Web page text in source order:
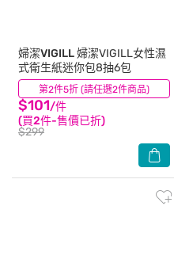
第2件5折 (請任選2件商品)
婦潔VIGILL婦潔VIGILL女性濕
式衛生紙迷你包8抽6包
$101/件
(買2件-售價已折)
$299
(0)